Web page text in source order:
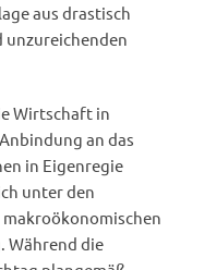
aus drastisch
unzureichenden
Wirtschaft in
an das
in Eigenregie
unter den
Während die